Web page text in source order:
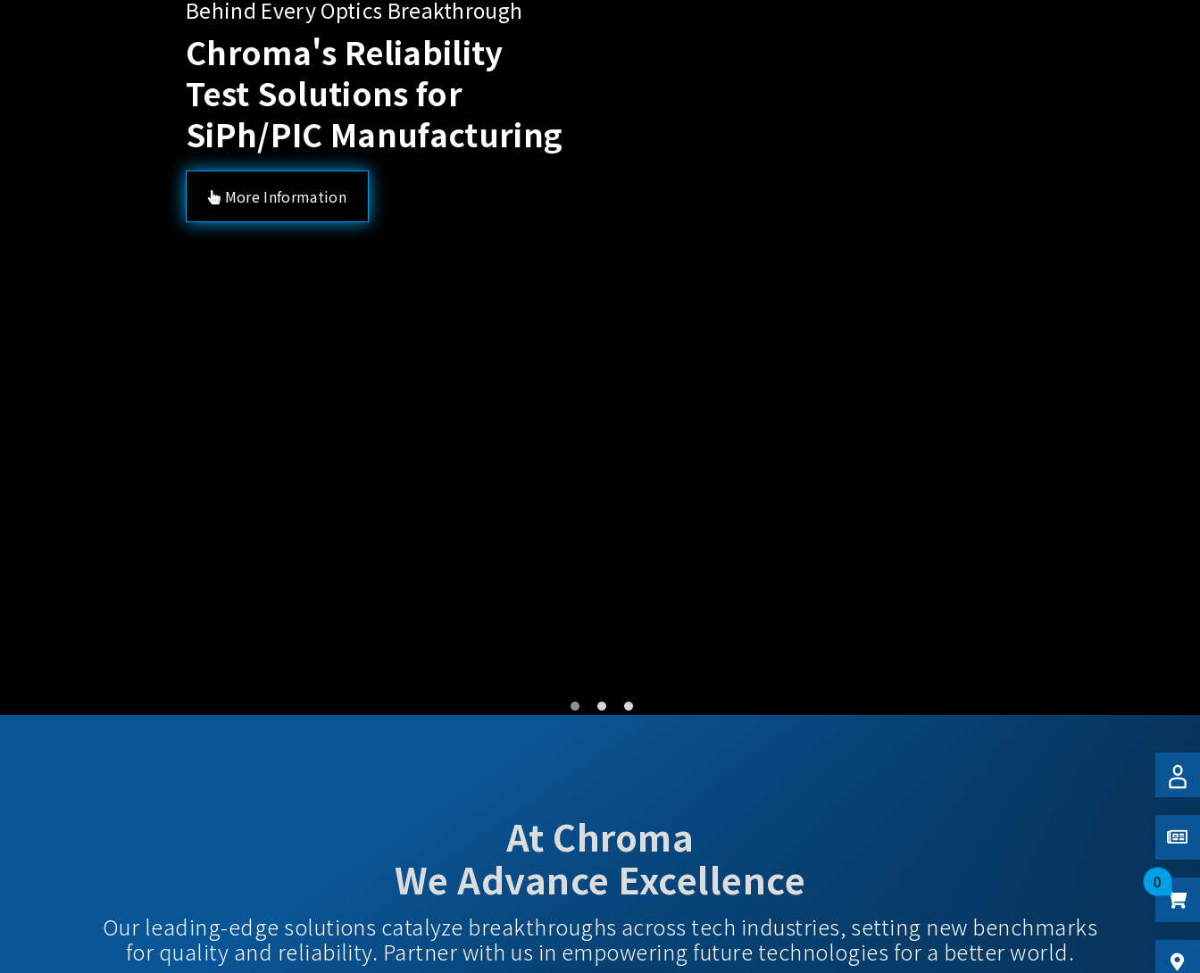
0
Power Testing Needs
AI Server Power
BBU Testing
Chroma Server Power & BBU Test Solutions
At Chroma
We Advance Excellence
Our leading-edge solutions catalyze breakthroughs across tech industries, setting new benchmarks
for quality and reliability. Partner with us in empowering future technologies for a better world.